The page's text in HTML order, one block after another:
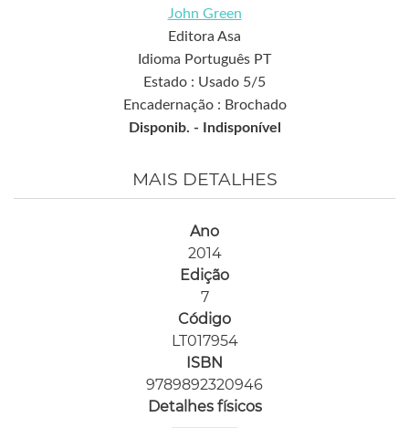
John Green
Editora Asa
Idioma Português PT
Estado : Usado 5/5
Encadernação : Brochado
Disponib. -
Indisponível
MAIS DETALHES
Ano
2014
Edição
7
Código
LT017954
ISBN
9789892320946
Detalhes físicos